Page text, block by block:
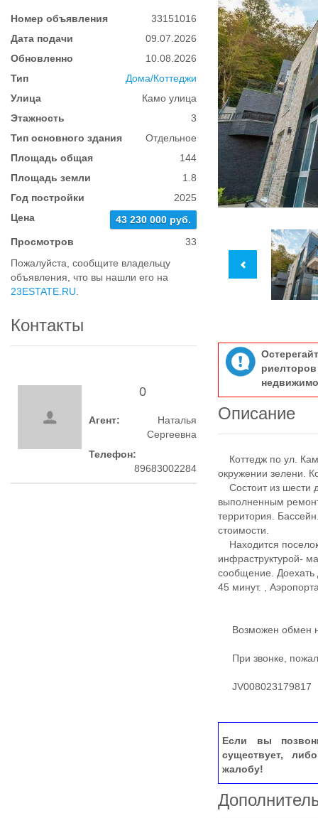
Номер объявления
33151016
Дата подачи
09.07.2026
Обновленно
10.08.2026
Тип
Дома/Коттеджи
Улица
Камо улица
Этажность
3
Тип основного здания
Отдельное
Площадь общая
144
Площадь земли
1.8
Год постройки
2025
Цена
43 230 000 руб.
Просмотров
33
Пожалуйста, сообщите владельцу
объявления, что вы нашли его на
23ESTATE.RU
Контакты
0
Агент:
Наталья
Сергеевна
Телефон:
89683002284
Описание
Коттедж по ул.
окружении зелени.
Состоит из шести
выполненным
территория.
стоимости.
Находится
инфраструктурой-
сообщение. Доехать
45 минут. ,
Возможен обмен
При звонке,
JV008023179817
Если вы
существует,
жалобу!